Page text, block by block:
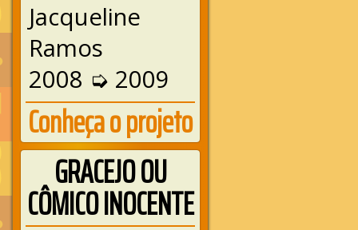
Jacqueline
Ramos
2008 ➭ 2009
Conheça o projeto
GRACEJO OU
CÔMICO INOCENTE